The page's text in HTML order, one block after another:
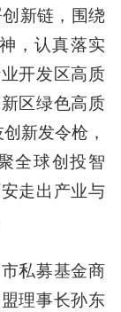
新链，围绕
，认真落实
开发区高质
区绿色高质
新发令枪，
全球创投智
走出产业与
私募基金商
理事长孙东